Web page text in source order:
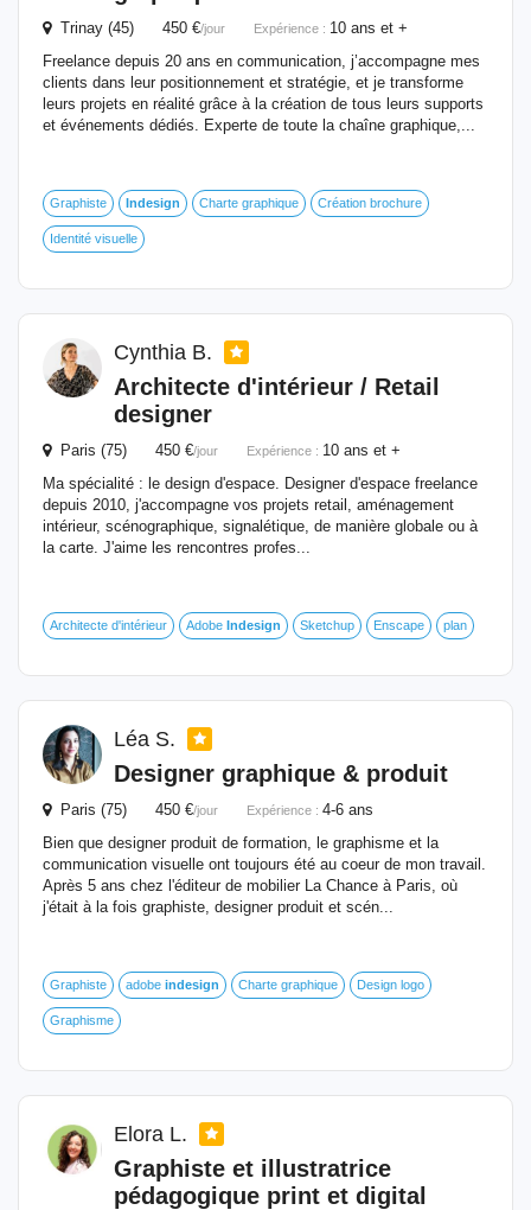
Trinay (45) 450 €/jour Expérience : 10 ans et +
Freelance depuis 20 ans en communication, j’accompagne mes
clients dans leur positionnement et stratégie, et je transforme
leurs projets en réalité grâce à la création de tous leurs supports
et événements dédiés. Experte de toute la chaîne graphique,...
Graphiste Indesign Charte graphique Création brochure
Identité visuelle
Cynthia B.
Architecte d'intérieur / Retail
designer
Paris (75) 450 €/jour Expérience : 10 ans et +
Ma spécialité : le design d'espace. Designer d'espace freelance
depuis 2010, j'accompagne vos projets retail, aménagement
intérieur, scénographique, signalétique, de manière globale ou à
la carte. J'aime les rencontres profes...
Architecte d'intérieur Adobe Indesign Sketchup Enscape plan
Léa S.
Designer graphique & produit
Paris (75) 450 €/jour Expérience : 4-6 ans
Bien que designer produit de formation, le graphisme et la
communication visuelle ont toujours été au coeur de mon travail.
Après 5 ans chez l'éditeur de mobilier La Chance à Paris, où
j'était à la fois graphiste, designer produit et scén...
Graphiste adobe indesign Charte graphique Design logo
Graphisme
Elora L.
Graphiste et illustratrice
pédagogique print et digital